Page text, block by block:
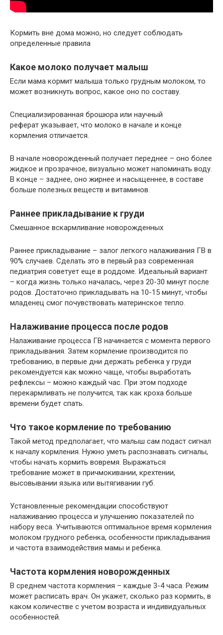
Кормить вне дома можно, но следует соблюдать
определенные правила
Какое молоко получает малыш
Если мама кормит малыша только грудным молоком, то
может возникнуть вопрос, какое оно по составу.
Специализированная брошюра или научный
реферат указывает, что молоко в начале и конце
кормления отличается.
В начале новорожденный получает переднее – оно более
жидкое и прозрачное, визуально может напоминать воду.
В конце – заднее, оно жирнее и насыщеннее, в составе
больше полезных веществ и витаминов.
Раннее прикладывание к груди
Смешанное вскармливание новорожденных
Раннее прикладывание – залог легкого налаживания ГВ в
90% случаев. Сделать это в первый раз современная
педиатрия советует еще в роддоме. Идеальный вариант
– когда жизнь только началась, через 20-30 минут после
родов. Достаточно прикладывать на 10-15 минут, чтобы
младенец смог почувствовать материнское тепло.
Налаживание процесса после родов
Налаживание процесса ГВ начинается с момента первого
прикладывания. Затем кормление производится по
требованию, в первые дни держать ребенка у груди
рекомендуется как можно чаще, чтобы выработать
рефлексы – можно каждый час. При этом подходе
перекармливать не получится, так как кроха больше
времени будет спать.
Что такое кормление по требованию
Такой метод предполагает, что малыш сам подаст сигнал
к началу кормления. Нужно уметь распознавать сигналы,
чтобы начать кормить вовремя. Выражаться
требование может в причмокивании, крехтении,
высовывании языка или вытягивании губ.
Установленные рекомендации способствуют
налаживанию процесса и улучшению показателей по
набору веса. Учитываются оптимальное время кормления
молоком грудного ребенка, особенности прикладывания
и частота взаимодействия мамы и ребенка.
Частота кормления новорожденных
В среднем частота кормления – каждые 3-4 часа. Режим
может расписать врач. Он укажет, сколько раз кормить, в
каком количестве с учетом возраста и индивидуальных
особенностей.